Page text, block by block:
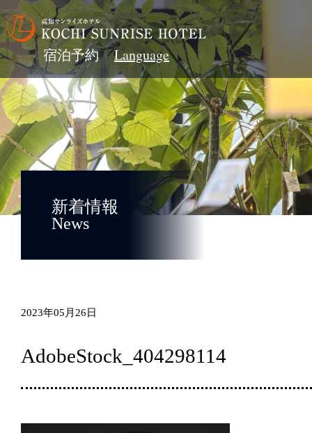
宿泊予約
新着情報
News
2023年05月26日
AdobeStock_404298114